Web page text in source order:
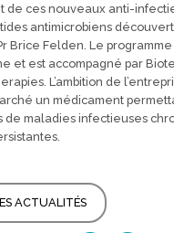
de ces nouveaux anti-
antimicrobiens
Brice Felden. Le
et est accompagné par
L’ambition de
un médicament
de maladies infectieuses
ACTUALITÉS